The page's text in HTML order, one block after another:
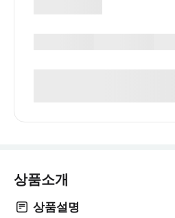
상품소개
상품설명